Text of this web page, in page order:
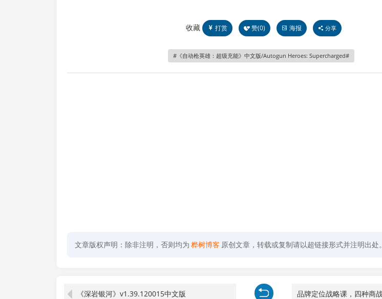
收藏 打赏 赞(0) 海报 分享
《自动枪英雄：超级充能》中文版/Autogun Heroes: Supercharged
文章版权声明：除非注明，否则均为 桦树博客 原创文章，转载或复制请以超链接形式并注明出处。
《深岩银河》v1.39.120015中文版